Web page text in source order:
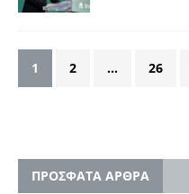
1 2 … 26
ΠΡΟΣΦΑΤΑ ΑΡΘΡΑ